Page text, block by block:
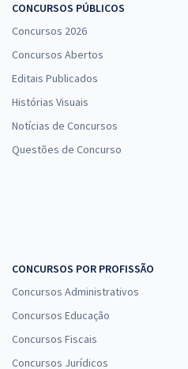
CONCURSOS PÚBLICOS
Concursos 2026
Concursos Abertos
Editais Publicados
Histórias Visuais
Notícias de Concursos
Questões de Concurso
CONCURSOS POR PROFISSÃO
Concursos Administrativos
Concursos Educação
Concursos Fiscais
Concursos Jurídicos